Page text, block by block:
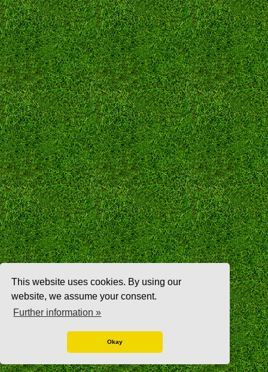
This website uses cookies. By using our
website, we assume your consent.
Further information »
Okay